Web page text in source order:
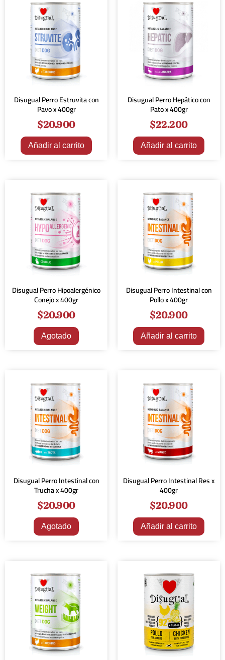
Disugual Perro Estruvita con
Pavo x 400gr
$20.900
Añadir al carrito
Disugual Perro Hepático con
Pato x 400gr
$22.200
Añadir al carrito
Disugual Perro Hipoalergénico
Conejo x 400gr
$20.900
Agotado
Disugual Perro Intestinal con
Pollo x 400gr
$20.900
Añadir al carrito
Disugual Perro Intestinal con
Trucha x 400gr
$20.900
Agotado
Disugual Perro Intestinal Res x
400gr
$20.900
Añadir al carrito